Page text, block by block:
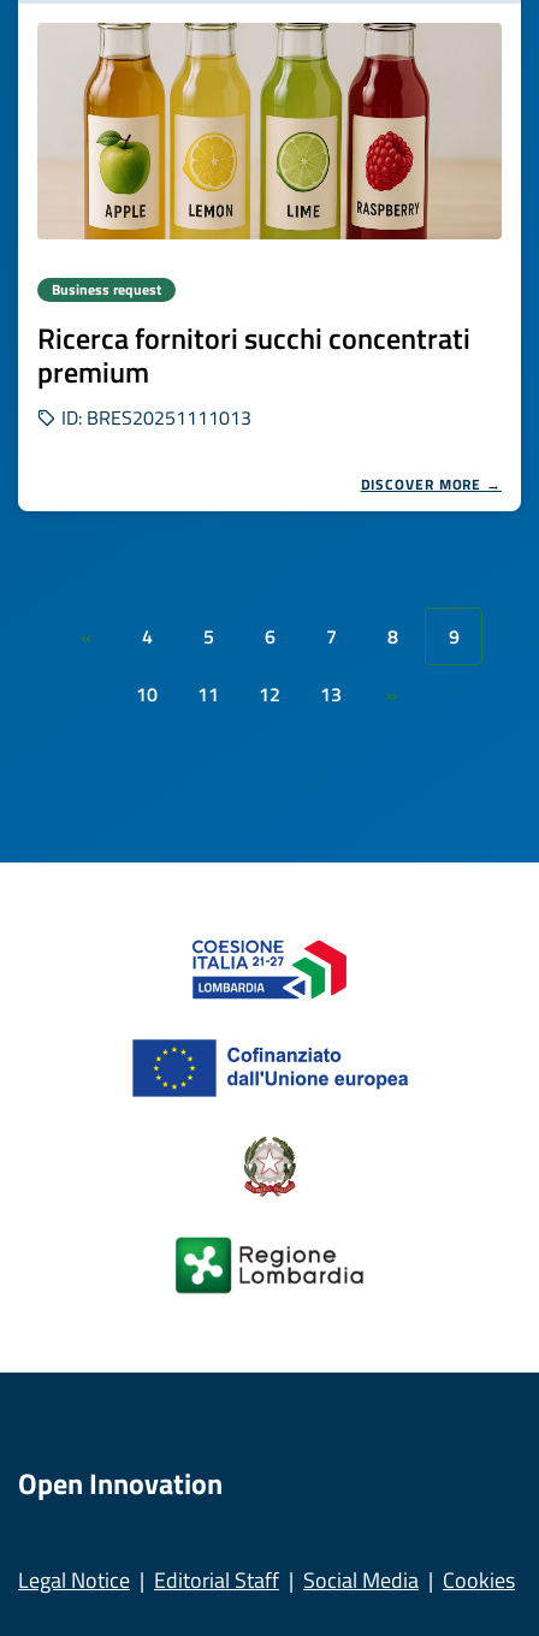
Business request
Ricerca fornitori succhi concentrati
premium
ID: BRES20251111013
DISCOVER MORE →
« 4 5 6 7 8
9
10
11 12 13 »
Open Innovation
Legal Notice Editorial Staff Social Media Cookies